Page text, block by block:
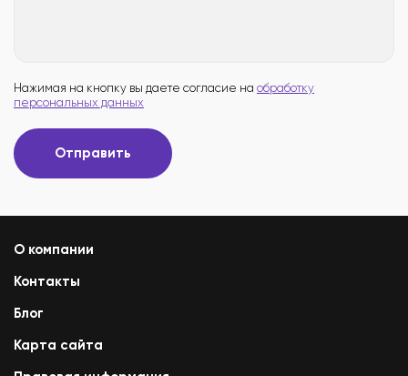
Нажимая на кнопку вы даете согласие на обработку
персональных данных
Отправить
О компании
Контакты
Блог
Карта сайта